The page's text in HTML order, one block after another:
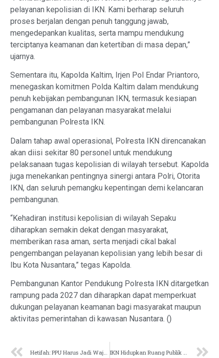
pelayanan kepolisian di IKN. Kami berharap seluruh
proses berjalan dengan penuh tanggung jawab,
mengedepankan kualitas, serta mampu mendukung
terciptanya keamanan dan ketertiban di masa depan,”
ujarnya.
Sementara itu, Kapolda Kaltim, Irjen Pol Endar Priantoro,
menegaskan komitmen Polda Kaltim dalam mendukung
penuh kebijakan pembangunan IKN, termasuk kesiapan
pengamanan dan pelayanan masyarakat melalui
pembangunan Polresta IKN.
Dalam tahap awal operasional, Polresta IKN direncanakan
akan diisi sekitar 80 personel untuk mendukung
pelaksanaan tugas kepolisian di wilayah tersebut. Kapolda
juga menekankan pentingnya sinergi antara Polri, Otorita
IKN, dan seluruh pemangku kepentingan demi kelancaran
pembangunan.
“Kehadiran institusi kepolisian di wilayah Sepaku
diharapkan semakin dekat dengan masyarakat,
memberikan rasa aman, serta menjadi cikal bakal
pengembangan pelayanan kepolisian yang lebih besar di
Ibu Kota Nusantara,” tegas Kapolda.
Pembangunan Kantor Pendukung Polresta IKN ditargetkan
rampung pada 2027 dan diharapkan dapat memperkuat
dukungan pelayanan keamanan bagi masyarakat maupun
aktivitas pemerintahan di kawasan Nusantara. ()
Hetifah: PPU Harus Jadi Wajah Pendidikan Indonesia IKN Hidupkan Ruang Publik dan Budaya Hidup Sehat melalui Half Marathon